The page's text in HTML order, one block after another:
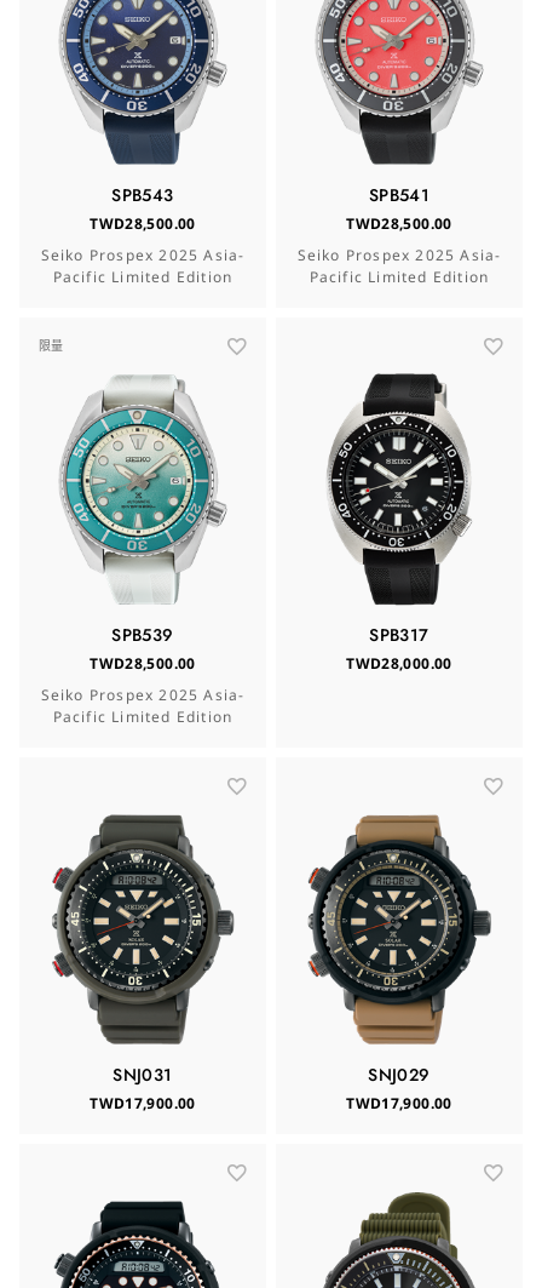
SPB543
TWD28,500.00
Seiko Prospex 2025 Asia-
Pacific Limited Edition
SPB541
TWD28,500.00
Seiko Prospex 2025 Asia-
Pacific Limited Edition
限量
SPB539
TWD28,500.00
Seiko Prospex 2025 Asia-
Pacific Limited Edition
SPB317
TWD28,000.00
SNJ031
TWD17,900.00
SNJ029
TWD17,900.00